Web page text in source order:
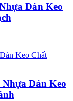
Dán Keo
Dán Keo